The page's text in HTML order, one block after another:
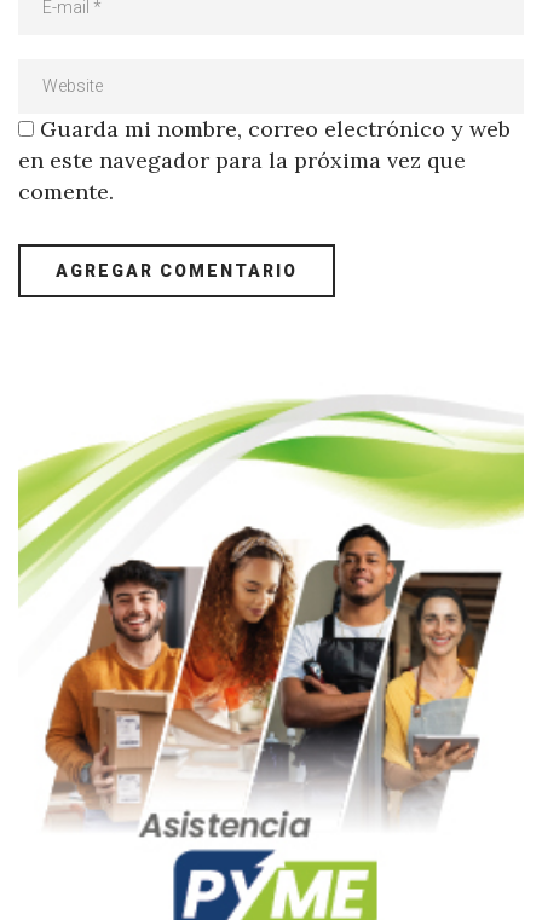
Guarda mi nombre, correo electrónico y web
en este navegador para la próxima vez que
comente.